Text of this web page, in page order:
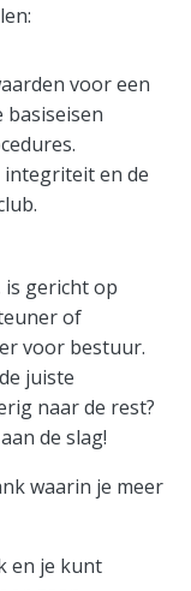
voor een
basiseisen
integriteit en de
is gericht op
of
voor bestuur.
juiste
naar de rest?
de slag!
waarin je meer
en je kunt